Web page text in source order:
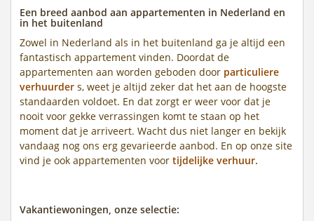
Een breed aanbod aan appartementen in Nederland en
in het buitenland
Zowel in Nederland als in het buitenland ga je altijd een
fantastisch appartement vinden. Doordat de
appartementen aan worden geboden door particuliere
verhuurder s, weet je altijd zeker dat het aan de hoogste
standaarden voldoet. En dat zorgt er weer voor dat je
nooit voor gekke verrassingen komt te staan op het
moment dat je arriveert. Wacht dus niet langer en bekijk
vandaag nog ons erg gevarieerde aanbod. En op onze site
vind je ook appartementen voor tijdelijke verhuur.
Vakantiewoningen, onze selectie: